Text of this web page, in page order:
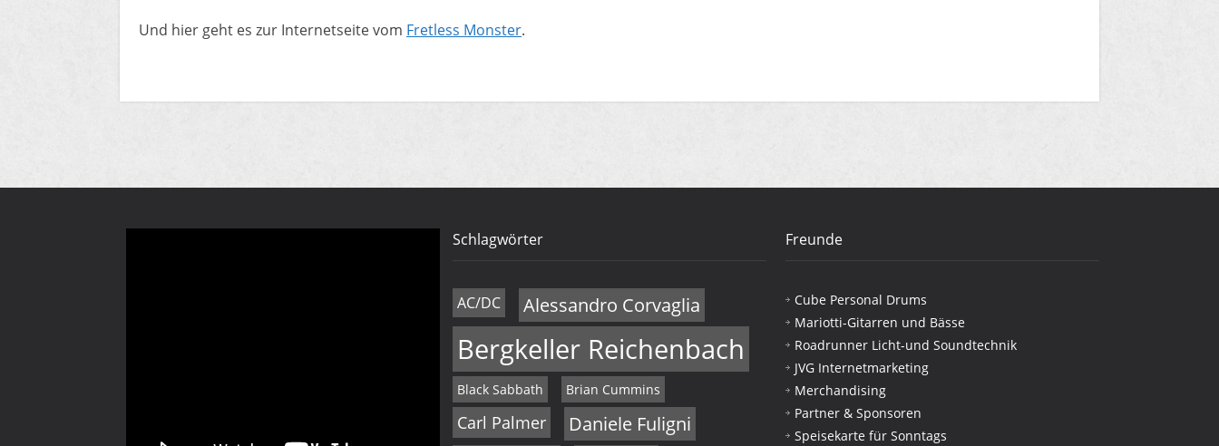
​Und hier geht es zur Internetseite vom Fretless Monster.
Schlagwörter
AC/DC Alessandro Corvaglia
Bergkeller Reichenbach
Black Sabbath Brian Cummins
Carl Palmer Daniele Fuligni
Freunde
Cube Personal Drums
Mariotti-Gitarren und Bässe
Roadrunner Licht-und Soundtechnik
JVG Internetmarketing
Merchandising
Partner & Sponsoren
Speisekarte für Sonntags